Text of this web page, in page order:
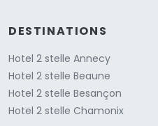
DESTINATIONS
Hotel 2 stelle Annecy
Hotel 2 stelle Beaune
Hotel 2 stelle Besançon
Hotel 2 stelle Chamonix